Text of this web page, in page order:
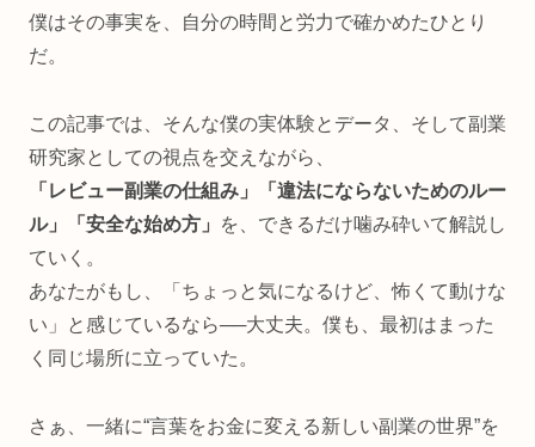
僕はその事実を、自分の時間と労力で確かめたひとり
だ。
この記事では、そんな僕の実体験とデータ、そして副業
研究家としての視点を交えながら、
「レビュー副業の仕組み」「違法にならないためのルー
ル」「安全な始め方」
を、できるだけ噛み砕いて解説し
ていく。
あなたがもし、「ちょっと気になるけど、怖くて動けな
い」と感じているなら──大丈夫。僕も、最初はまった
く同じ場所に立っていた。
さぁ、一緒に“言葉をお金に変える新しい副業の世界”を